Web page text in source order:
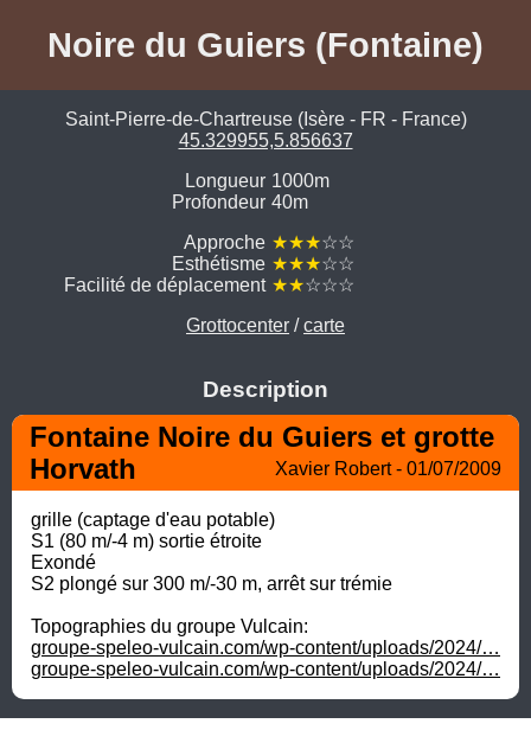
Noire du Guiers (Fontaine)
Saint-Pierre-de-Chartreuse (Isère - FR - France)
45.329955,5.856637
Longueur 1000m
Profondeur 40m
Approche ★★★☆☆
Esthétisme ★★★☆☆
Facilité de déplacement ★★☆☆☆
Grottocenter /carte
Description
Fontaine Noire du Guiers et grotte
Horvath
Xavier Robert - 01/07/2009
grille (captage d'eau potable)
S1 (80 m/-4 m) sortie étroite
Exondé
S2 plongé sur 300 m/-30 m, arrêt sur trémie
groupe-speleo-vulcain.com/wp-content/uploads/2024/…
groupe-speleo-vulcain.com/wp-content/uploads/2024/…